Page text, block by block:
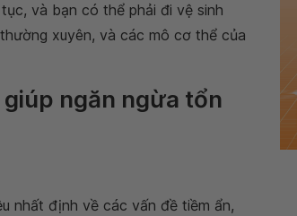
và bạn có thể phải đi vệ sinh
xuyên, và các mô cơ thể của
ngăn ngừa tổn
nhất định về các vấn đề tiềm ẩn,